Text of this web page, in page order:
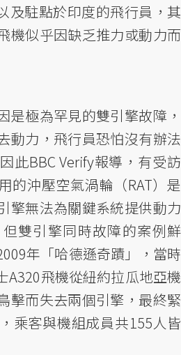
及駐點於印度的飛行員，其
機似乎因缺乏推力或動力而
是極為罕見的雙引擎故障，
動力，飛行員恐怕沒有辦法
此BBC Verify報導，有受訪
的沖壓空氣渦輪（RAT）是
擎無法為關鍵系統提供動力
雙引擎同時故障的案例鮮
年「哈德遜奇蹟」，當時
A320飛機從紐約拉瓜地亞機
擊而失去兩個引擎，最終緊
乘客與機組成員共155人皆